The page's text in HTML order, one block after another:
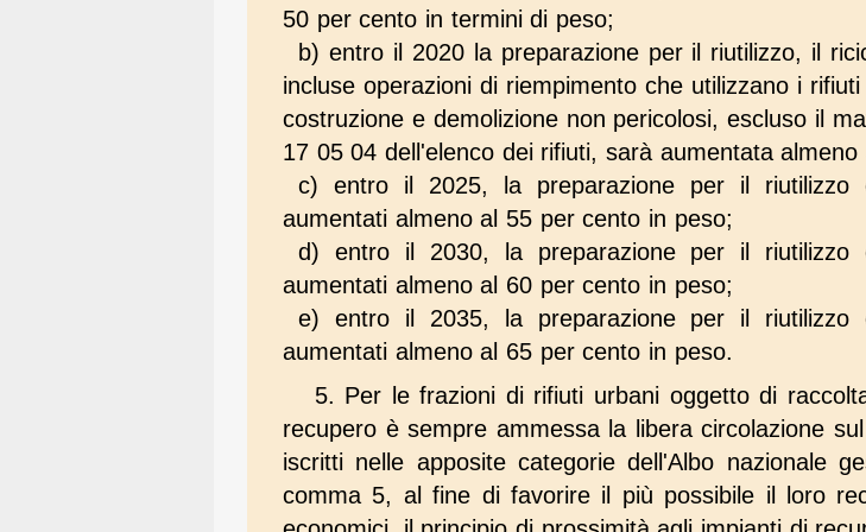
50 per cento in termini di peso;
b) entro il 2020 la preparazione per il riutilizzo, il
incluse operazioni di riempimento che utilizzano i
costruzione e demolizione non pericolosi, escluso il
17 05 04 dell'elenco dei rifiuti, sarà aumentata
c) entro il 2025, la preparazione per il riutilizzo
aumentati almeno al 55 per cento in peso;
d) entro il 2030, la preparazione per il riutilizzo
aumentati almeno al 60 per cento in peso;
e) entro il 2035, la preparazione per il riutilizzo
aumentati almeno al 65 per cento in peso.
5. Per le frazioni di rifiuti urbani oggetto di
recupero è sempre ammessa la libera circolazione
iscritti nelle apposite categorie dell'Albo nazionale
comma 5, al fine di favorire il più possibile il loro